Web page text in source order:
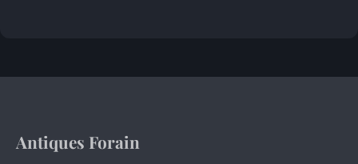
Antiques Forain